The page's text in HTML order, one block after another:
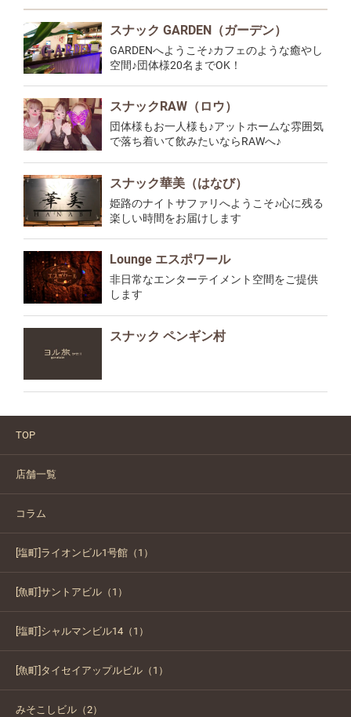
スナック GARDEN（ガーデン）
GARDENへようこそ♪カフェのような癒やし
空間♪団体様20名までOK！
スナックRAW（ロウ）
団体様もお一人様も♪アットホームな雰囲気
で落ち着いて飲みたいならRAWへ♪
スナック華美（はなび）
姫路のナイトサファリへようこそ♪心に残る
楽しい時間をお届けします
Lounge エスポワール
非日常なエンターテイメント空間をご提供
します
スナック ペンギン村
TOP
店舗一覧
コラム
[塩町]ライオンビル1号館（1）
[魚町]サントアビル（1）
[塩町]シャルマンビル14（1）
[魚町]タイセイアップルビル（1）
みそこしビル（2）